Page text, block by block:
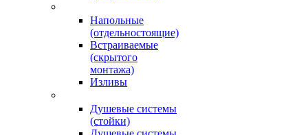
Напольные
(отдельностоящие)
Встраиваемые
(скрытого
монтажа)
Изливы
Душевые системы
(стойки)